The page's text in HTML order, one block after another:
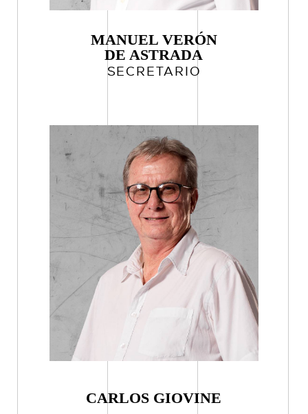
MANUEL VERÓN
DE ASTRADA
SECRETARIO
CARLOS GIOVINE